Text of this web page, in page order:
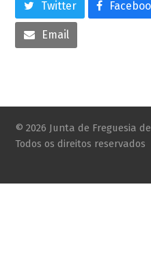
Twitter
Email
© 2026 Junta de Freguesia
Todos os direitos reservados